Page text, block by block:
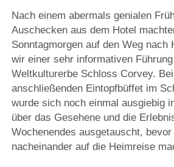
Nach einem abermals genialen
Auschecken aus dem Hotel
Sonntagmorgen auf den Weg nach
wir einer sehr informativen
Weltkulturerbe Schloss Corvey.
anschließenden Eintopfbüffet im
wurde sich noch einmal ausgiebig
über das Gesehene und die
Wochenendes ausgetauscht,
nacheinander auf die Heimreise